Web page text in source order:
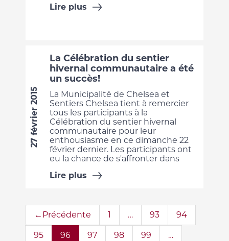
Lire plus
La Célébration du sentier
hivernal communautaire a été
un succès!
La Municipalité de Chelsea et
Sentiers Chelsea tient à remercier
tous les participants à la
Célébration du sentier hivernal
communautaire pour leur
enthousiasme en ce dimanche 22
février dernier. Les participants ont
eu la chance de s'affronter dans
Lire plus
27 février 2015
←Précédente 1 … 93 94
95 96 97 98 99 …